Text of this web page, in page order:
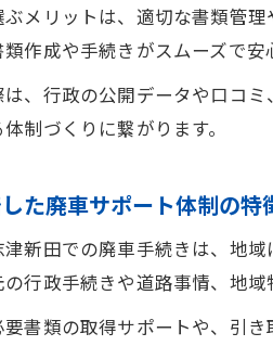
メリットは、適切な書類管
作成や手続きがスムーズで安
、行政の公開データや口コ
制づくりに繋がります。
た廃車サポート体制の特
新田での廃車手続きは、地
行政手続きや道路事情、地域
書類の取得サポートや、引